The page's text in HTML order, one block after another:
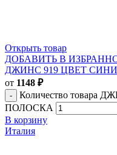
Открыть товар
ДОБАВИТЬ В
ДЖИНС 919 ЦВЕТ
от 1148 ₽
Количество товара
ПОЛОСКА
В корзину
Италия